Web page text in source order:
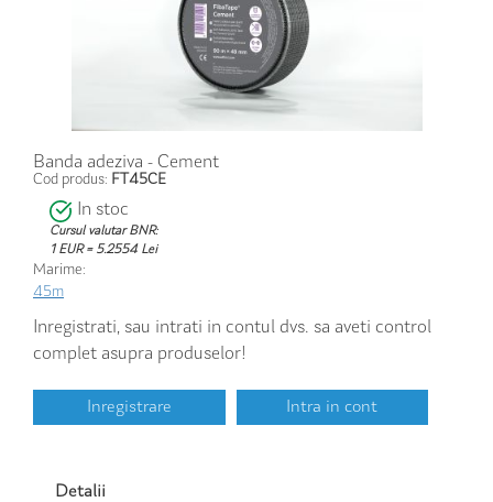
Banda adeziva - Cement
Cod produs: FT45CE
In stoc
Cursul valutar BNR:
1 EUR = 5.2554 Lei
Marime:
45m
Inregistrati, sau intrati in contul dvs. sa aveti control
complet asupra produselor!
Inregistrare Intra in cont
Detalii